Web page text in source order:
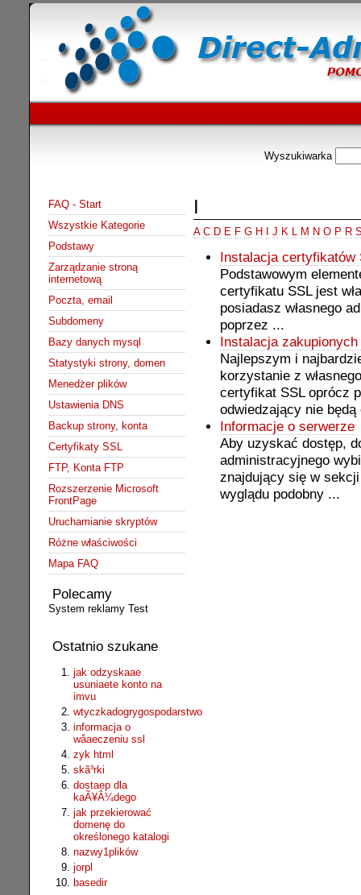
Wyszukiwarka
FAQ - Start
Wszystkie Kategorie
Podstawy
Zarządzanie stroną
internetową
Poczta, email
Subdomeny
Bazy danych mysql
Statystyki strony, domen
Menedżer plików
Ustawienia DNS
Backup strony, konta
Certyfikaty SSL
FTP, Konta FTP
Rozszerzenie Microsoft
FrontPage
Uruchamianie skryptów
Różne właściwości
Mapa FAQ
Polecamy
System reklamy Test
Ostatnio szukane
jak odzyskaae
usuniaete konto na
imvu
wtyczkadogrygospodarstwo
informacja o
wåaeczeniu ssl
zyk html
skã³rki
dostaep dla
kaÃ¥Â¼dego
jak przekierować
domenę do
określonego katalogi
nazwy1plików
jorpl
basedir
I
A C D E F G H J K M N O P R
Instalacja certyfikatów
Podstawowym
certyfikatu SSL jest
posiadasz własnego
poprzez ...
Instalacja
Najlepszym i
korzystanie z
certyfikat SSL oprócz
odwiedzający nie
Informacje o serwerze
Aby uzyskać dostęp,
administracyjnego
znajdujący się w
wyglądu podobny ...